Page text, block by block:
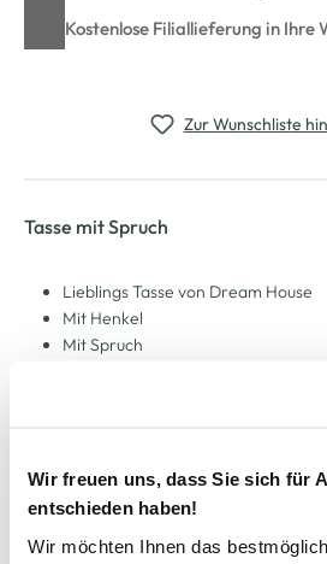
Wir freuen uns, dass Sie sich für
entschieden haben!
Wir möchten Ihnen das
Kostenlose Filiallieferung in Ihre
Zur Wunschliste
Tasse mit Spruch
Lieblings Tasse von Dream House
Mit Henkel
Mit Spruch
Da hat man schon am Morgen
AWG Artikelnummer